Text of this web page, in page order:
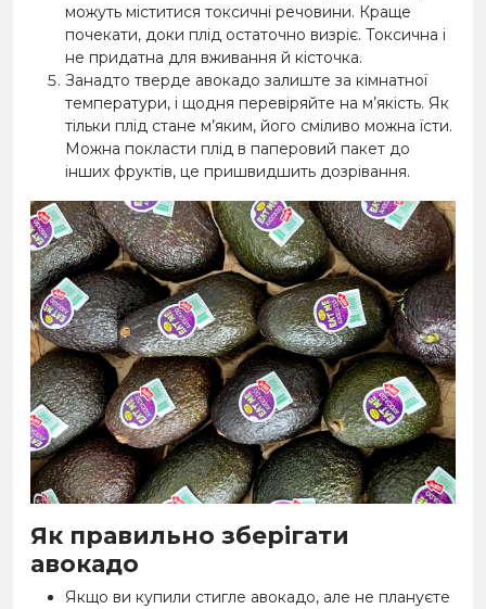
можуть міститися токсичні речовини. Краще
почекати, доки плід остаточно визріє. Токсична і
не придатна для вживання й кісточка.
Занадто тверде авокадо залиште за кімнатної
температури, і щодня перевіряйте на м’якість. Як
тільки плід стане м’яким, його сміливо можна їсти.
Можна покласти плід в паперовий пакет до
інших фруктів, це пришвидшить дозрівання.
Як правильно зберігати
авокадо
Якщо ви купили стигле авокадо, але не плануєте